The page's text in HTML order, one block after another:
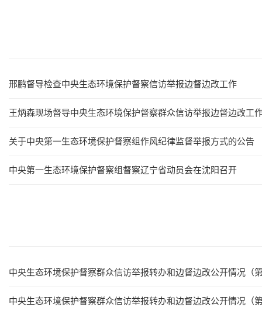
邢鹏督导检查中央生态环境保护督察信访举报边督边改工作
王炳森现场督导中央生态环境保护督察群众信访举报边督边改工
关于中央第一生态环境保护督察组作风纪律监督举报方式的公告
中央第一生态环境保护督察组督察辽宁省动员会在沈阳召开
中央生态环境保护督察群众信访举报转办和边督边改公开情况（
中央生态环境保护督察群众信访举报转办和边督边改公开情况（